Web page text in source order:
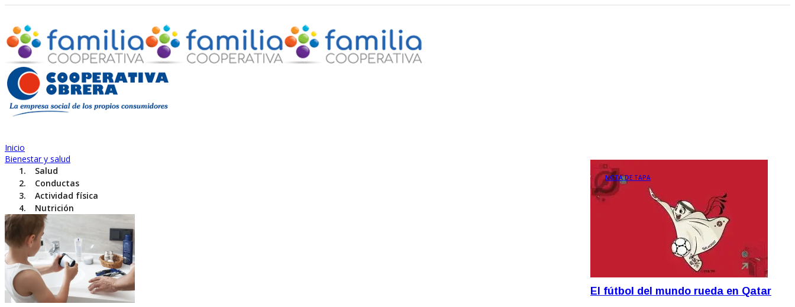
Inicio
Bienestar y salud
Salud
Conductas
Actividad física
Nutrición
NOTA DE TAPA
El fútbol del mundo rueda en Qatar